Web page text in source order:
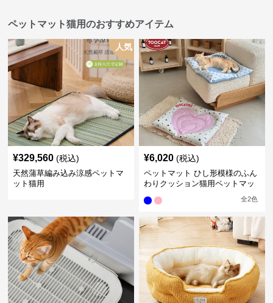
ペットマット猫用のおすすめアイテム
人気
¥329,560 (税込)
天然蒲草編み込み涼感ペットマ
ット猫用
¥6,020 (税込)
ペットマット ひし形模様のふん
わりクッション猫用ペットマッ
全2色